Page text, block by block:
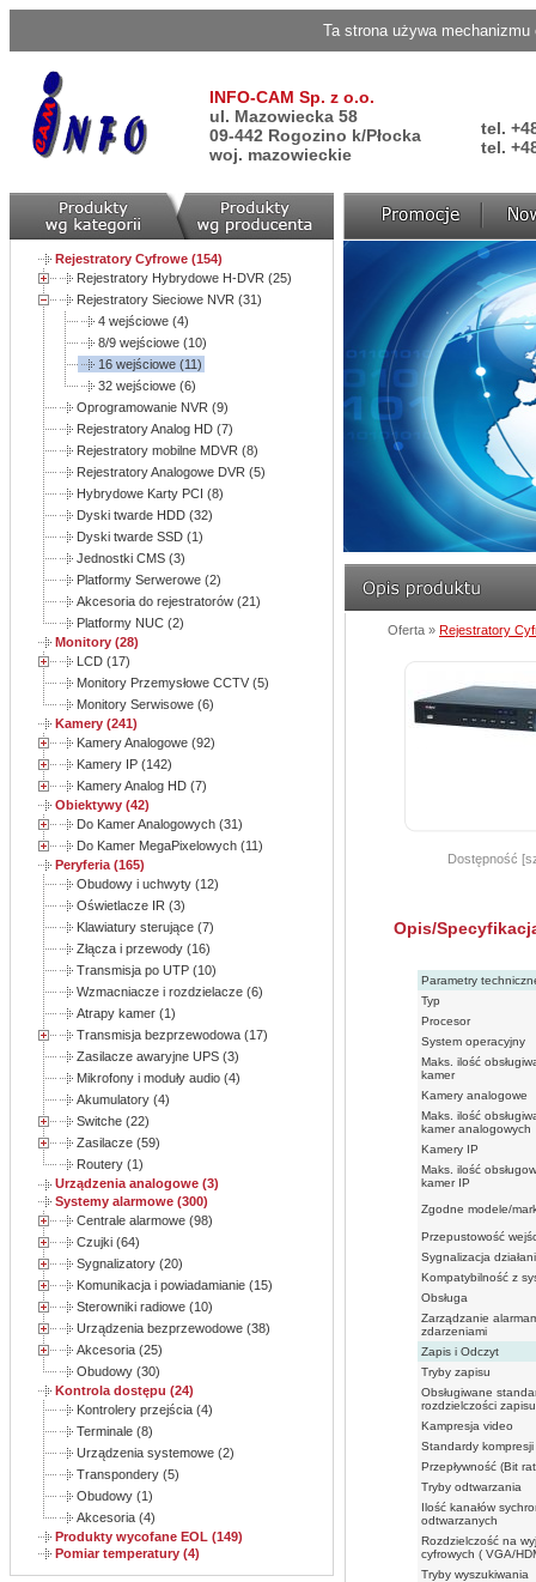
Ta strona używa
INFO-CAM Sp. z o.o.
ul. Mazowiecka 58
09-442 Rogozino k/Płocka
woj. mazowieckie
tel.
tel.
Rejestratory Cyfrowe (154)
Rejestratory Hybrydowe H-DVR (25)
Rejestratory Sieciowe NVR (31)
4 wejściowe (4)
8/9 wejściowe (10)
16 wejściowe (11)
32 wejściowe (6)
Oprogramowanie NVR (9)
Rejestratory Analog HD (7)
Rejestratory mobilne MDVR (8)
Rejestratory Analogowe DVR (5)
Hybrydowe Karty PCI (8)
Dyski twarde HDD (32)
Dyski twarde SSD (1)
Jednostki CMS (3)
Platformy Serwerowe (2)
Akcesoria do rejestratorów (21)
Platformy NUC (2)
Monitory (28)
LCD (17)
Monitory Przemysłowe CCTV (5)
Monitory Serwisowe (6)
Kamery (241)
Kamery Analogowe (92)
Kamery IP (142)
Kamery Analog HD (7)
Obiektywy (42)
Do Kamer Analogowych (31)
Do Kamer MegaPixelowych (11)
Peryferia (165)
Obudowy i uchwyty (12)
Oświetlacze IR (3)
Klawiatury sterujące (7)
Złącza i przewody (16)
Transmisja po UTP (10)
Wzmacniacze i rozdzielacze (6)
Atrapy kamer (1)
Transmisja bezprzewodowa (17)
Zasilacze awaryjne UPS (3)
Mikrofony i moduły audio (4)
Akumulatory (4)
Switche (22)
Zasilacze (59)
Routery (1)
Urządzenia analogowe (3)
Systemy alarmowe (300)
Centrale alarmowe (98)
Czujki (64)
Sygnalizatory (20)
Komunikacja i powiadamianie (15)
Sterowniki radiowe (10)
Urządzenia bezprzewodowe (38)
Akcesoria (25)
Obudowy (30)
Kontrola dostępu (24)
Kontrolery przejścia (4)
Terminale (8)
Urządzenia systemowe (2)
Transpondery (5)
Obudowy (1)
Akcesoria (4)
Produkty wycofane EOL (149)
Pomiar temperatury (4)
Oferta » Rejestratory
Dostępność
Opis/
Parametry
Typ
Procesor
System operacyjny
Maks. ilość
kamer
Kamery analogowe
Maks. ilość
kamer analogowych
Kamery IP
Maks. ilość
kamer IP
Zgodne modele/
Przepustowość
Sygnalizacja
Kompatybilność z
Obsługa
Zarządzanie
zdarzeniami
Zapis i Odczyt
Tryby zapisu
Obsługiwane
rozdzielczości
Kampresja video
Standardy kompresji
Przepływność (Bit
Tryby odtwarzania
Ilość kanałów
odtwarzanych
Rozdzielczość na
cyfrowych ( VGA/
Tryby wyszukiwania